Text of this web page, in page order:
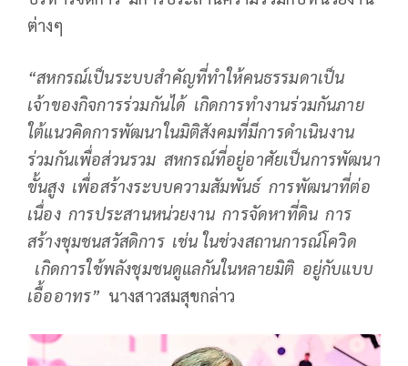
ต่างๆ
“สหกรณ์เป็นระบบสำคัญที่ทำให้คนธรรมดาเป็น
เจ้าของกิจการร่วมกันได้ เกิดการทำงานร่วมกันภาย
ใต้แนวคิดการพัฒนาในมิติสังคมที่มีการดำเนินงาน
ร่วมกันเพื่อส่วนรวม สหกรณ์ที่อยู่อาศัยเป็นการพัฒนา
ขั้นสูง เพื่อสร้างระบบความสัมพันธ์ การพัฒนาที่ต่อ
เนื่อง การประสานหน่วยงาน การจัดหาที่ดิน การ
สร้างชุมชนสวัสดิการ เช่น ในช่วงสถานการณ์โควิด
เกิดการใช้พลังชุมชนดูแลกันในหลายมิติ อยู่กับแบบ
เอื้ออาทร” นางสาวสมสุขกล่าว